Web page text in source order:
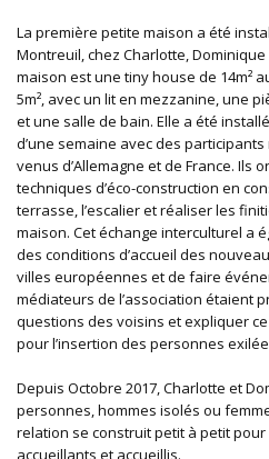
La première petite maison a été
Montreuil, chez Charlotte,
maison est une tiny house de 14m²
5m², avec un lit en mezzanine, une
et une salle de bain. Elle a été
d’une semaine avec des
venus d’Allemagne et de France. Ils
techniques d’éco-construction en
terrasse, l’escalier et réaliser les
maison. Cet échange interculturel a
des conditions d’accueil des
villes européennes et de faire
médiateurs de l’association étaient
questions des voisins et expliquer
pour l’insertion des personnes
Depuis Octobre 2017, Charlotte et
personnes, hommes isolés ou
relation se construit petit à petit
accueillants et accueillis.